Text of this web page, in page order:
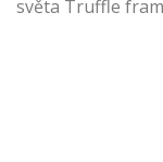
světa Truffle